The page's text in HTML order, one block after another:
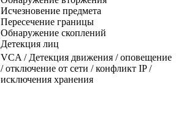
Исчезновение предмета
Пересечение границы
Обнаружение скоплений
Детекция лиц
VCA / Детекция движения / оповещение
/ отключение от сети / конфликт IP /
исключения хранения